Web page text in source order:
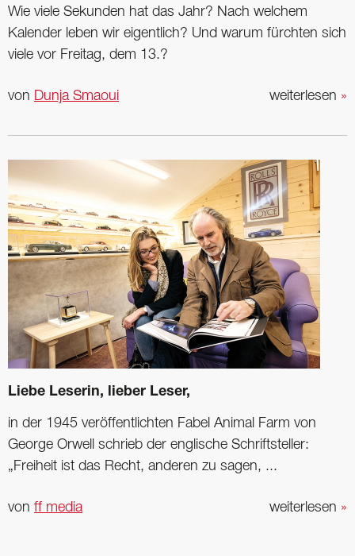
Wie viele Sekunden hat das Jahr? Nach welchem
Kalender leben wir eigentlich? Und warum fürchten sich
viele vor Freitag, dem 13.?
weiterlesen »
von Dunja Smaoui
Liebe Leserin, lieber Leser,
in der 1945 veröffentlichten Fabel Animal Farm von
George Orwell schrieb der englische Schriftsteller:
„Freiheit ist das Recht, anderen zu sagen, ...
weiterlesen »
von ff media